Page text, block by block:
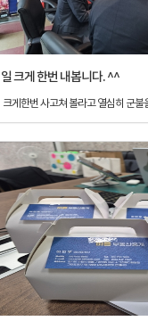
일 크게 한번 내봅니다. ^^